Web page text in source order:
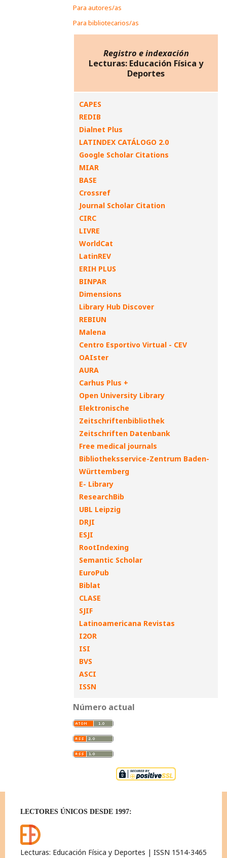
Para autores/as
Para bibliotecarios/as
Registro e indexación
Lecturas: Educación Física y
Deportes
CAPES
REDIB
Dialnet Plus
LATINDEX CATÁLOGO 2.0
Google Scholar Citations
MIAR
BASE
Crossref
Journal Scholar Citation
CIRC
LIVRE
WorldCat
LatinREV
ERIH PLUS
BINPAR
Dimensions
Library Hub Discover
REBIUN
Malena
Centro Esportivo Virtual - CEV
OAIster
AURA
Carhus Plus +
Open University Library
Elektronische
Zeitschriftenbibliothek
Zeitschriften Datenbank
Free medical journals
Bibliotheksservice-Zentrum Baden-
Württemberg
E- Library
ResearchBib
UBL Leipzig
DRJI
ESJI
RootIndexing
Semantic Scholar
EuroPub
Biblat
CLASE
SJIF
Latinoamericana Revistas
I2OR
ISI
BVS
ASCI
ISSN
Número actual
LECTORES ÚNICOS DESDE 1997:
Lecturas: Educación Física y Deportes | ISSN 1514-3465